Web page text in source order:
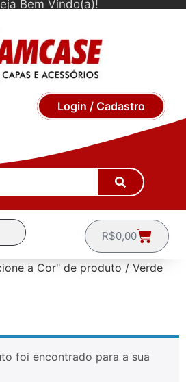
Bem Vindo(a)!
Login / Cadastro
R$0,00
a Cor" de produto / Verde
foi encontrado para a sua